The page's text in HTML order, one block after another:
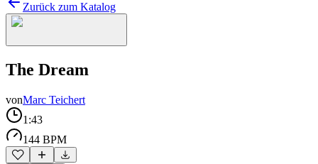
Zurück zum Katalog
The Dream
vonMarc Teichert
1:43
144 BPM